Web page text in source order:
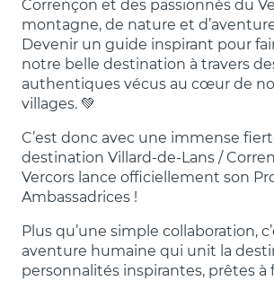
Corrençon et des passionnés du
montagne, de nature et
Devenir un guide inspirant pour
notre belle destination à travers
authentiques vécus au cœur de
villages. 💚
C’est donc avec une immense
destination Villard-de-Lans /
Vercors lance officiellement son
Ambassadrices !
Plus qu’une simple collaboration,
aventure humaine qui unit la
personnalités inspirantes, prêtes à